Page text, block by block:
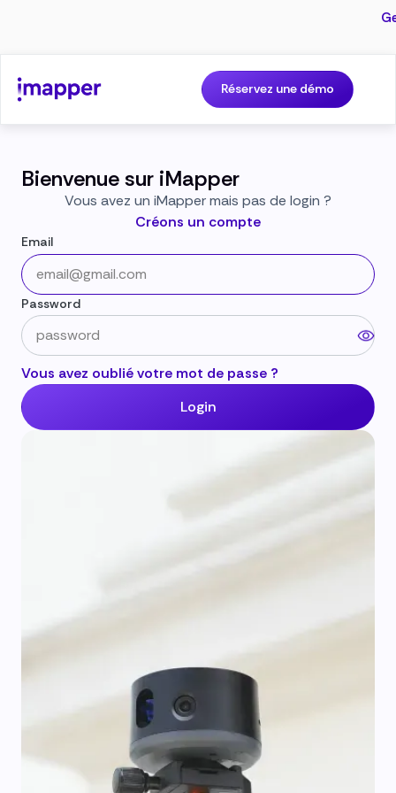
Réservez une démo
Bienvenue sur iMapper
Vous avez un iMapper mais pas de login ?
Créons un compte
Email
Password
Vous avez oublié votre mot de passe ?